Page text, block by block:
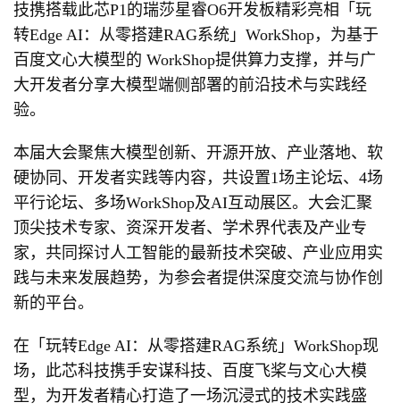
技携搭载此芯P1的瑞莎星睿O6开发板精彩亮相「玩
转Edge AI：从零搭建RAG系统」WorkShop，为基于
百度文心大模型的 WorkShop提供算力支撑，并与广
大开发者分享大模型端侧部署的前沿技术与实践经
验。
本届大会聚焦大模型创新、开源开放、产业落地、软
硬协同、开发者实践等内容，共设置1场主论坛、4场
平行论坛、多场WorkShop及AI互动展区。大会汇聚
顶尖技术专家、资深开发者、学术界代表及产业专
家，共同探讨人工智能的最新技术突破、产业应用实
践与未来发展趋势，为参会者提供深度交流与协作创
新的平台。
在「玩转Edge AI：从零搭建RAG系统」WorkShop现
场，此芯科技携手安谋科技、百度飞桨与文心大模
型，为开发者精心打造了一场沉浸式的技术实践盛